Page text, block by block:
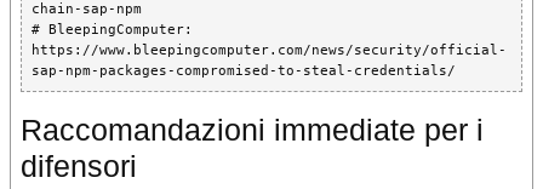
chain-sap-npm
# BleepingComputer:
https://www.bleepingcomputer.com/news/security/official-
sap-npm-packages-compromised-to-steal-credentials/
Raccomandazioni immediate per i
difensori